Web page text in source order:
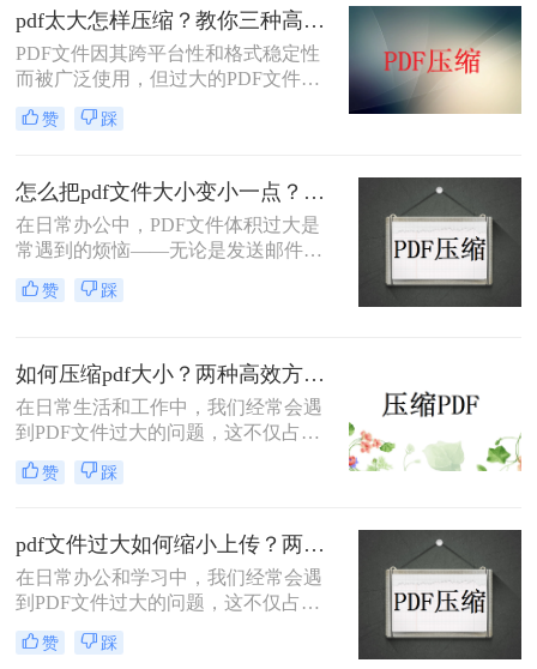
pdf太大怎样压缩？教你三种高效方法！
PDF文件因其跨平台性和格式稳定性
而被广泛使用，但过大的PDF文件不
仅占用存储空间，还会影响传输速度
和加载速度。为了解决pdf太大怎样压
件的方法。
赞 踩
怎么把pdf文件大小变小一点？四种方法对比，一看就懂！
在日常办公中，PDF文件体积过大是
常遇到的烦恼——无论是发送邮件受
限于附件大小，还是上传系统提示文
件超限，都让人头疼。那么，怎么把
解操作步骤，您可根据文件数量、压
缩质量要求和隐私需求快速选择最合
适的方法。
赞 踩
如何压缩pdf大小？两种高效方法详解！
在日常生活和工作中，我们经常会遇
到PDF文件过大的问题，这不仅占用
了大量的存储空间，还降低了文件的
传输效率。因此，掌握几种有效的
何压缩pdf大小呢？本文将介绍两种常
用的PDF压缩方法，以帮助您更好地
压缩PDF文件。
赞 踩
pdf文件过大如何缩小上传？两种缩小并上传的有效方法!
在日常办公和学习中，我们经常会遇
到PDF文件过大的问题，这不仅占用
了大量的存储空间，还影响了文件的
上传速度和分享效率。那么pdf文件过
赞 踩